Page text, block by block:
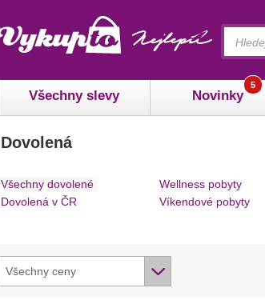
Všechny slevy Novinky
5
Dovolená
Všechny dovolené
Dovolená v ČR
Wellness pobyty
Víkendové pobyty
Všechny ceny